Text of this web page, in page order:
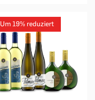
Um 19% reduziert